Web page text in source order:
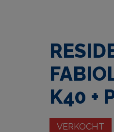
K40 +
VERKOCHT